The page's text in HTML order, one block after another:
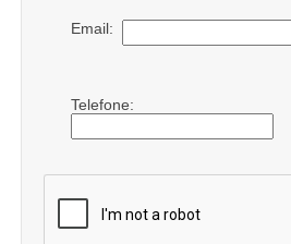
Email:
Telefone: